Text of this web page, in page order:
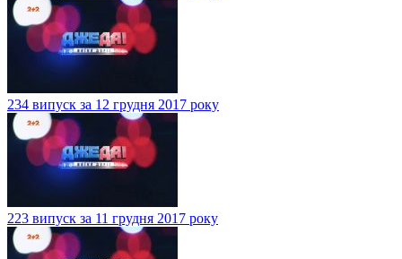
234 випуск за 12 грудня 2017 року
223 випуск за 11 грудня 2017 року